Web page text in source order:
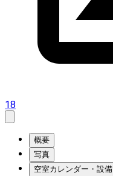
18
概要
写真
空室カレンダー・設備